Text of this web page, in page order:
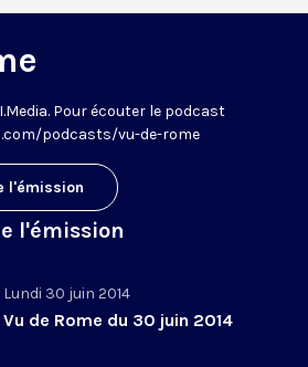
Pour écouter le podcast
podcasts/vu-de-rome
l'émission
l'émission
Lundi 30 juin 2014
Vu de Rome du 30 juin 2014